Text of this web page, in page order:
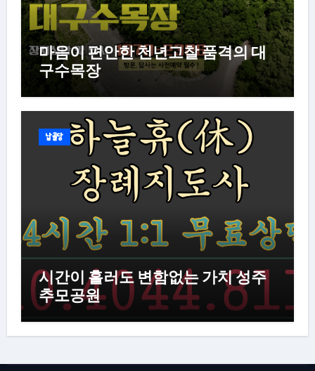
마음이 편안한 천년고찰 품격의 대
구수목장
납골당
시간이 흘러도 변함없는 가치 성주
추모공원